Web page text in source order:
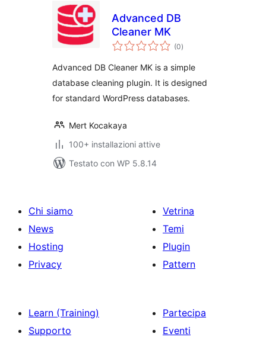
Advanced DB
Cleaner MK
(0valutazioni
totali
)
Advanced DB Cleaner MK is a simple
database cleaning plugin. It is designed
for standard WordPress databases.
Mert Kocakaya
100+ installazioni attive
Testato con WP 5.8.14
Chi siamo
News
Hosting
Privacy
Vetrina
Temi
Plugin
Pattern
Learn (Training)
Supporto
Partecipa
Eventi